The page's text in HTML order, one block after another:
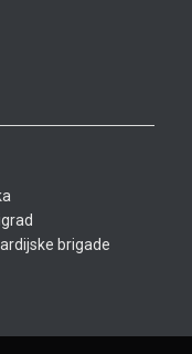
brigade